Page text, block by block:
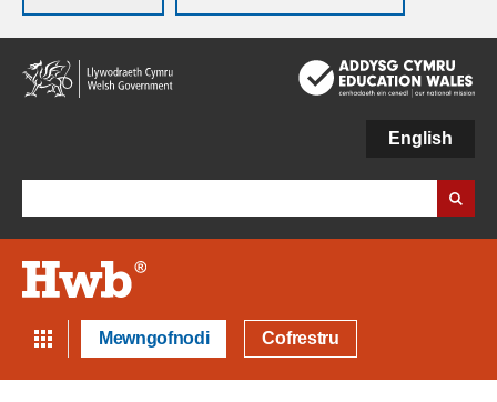
Neidio
i'r
prif
English
Mewngofnodi Cofrestru